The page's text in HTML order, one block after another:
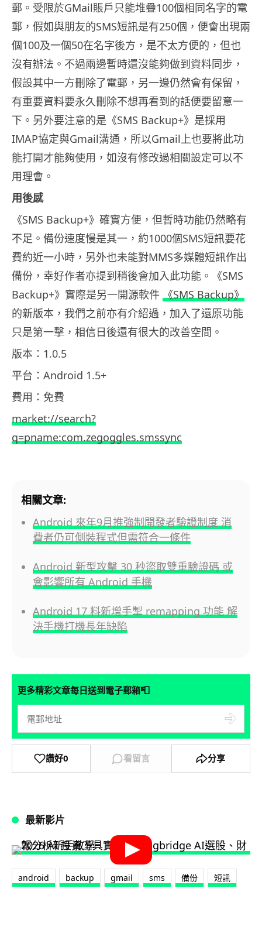
郵。受限於GMail賬戶只能堆疊100個相同名字的電
郵，假如與朋友的SMS短訊是有250個，便會出現兩
個100及一個50在名字後方，是不太方便的，但也
沒有辦法。不過兩邊暫時還沒能夠做到資料同步，
假設其中一方刪除了電郵，另一邊仍然會有保留，
有重要資料要永久刪除不想再看到的話便要留意一
下。另外要注意的是《SMS Backup+》是採用
IMAP協定與Gmail溝通，所以Gmail上也要將此功
能打開才能夠使用，如沒有修改過相關設定可以不
用理會。
用後感
《SMS Backup+》確實方便，但暫時功能仍然略有
不足。備份速度慢是其一，約1000個SMS短訊要花
費約近一小時，另外也未能對MMS多媒體短訊作出
備份，幸好作者亦提到稍後會加入此功能。《SMS
Backup+》實際是另一開源軟件 《SMS Backup》
的新版本，我們之前亦有介紹過，加入了還原功能
只是第一擊，相信日後還有很大的改善空間。
版本：1.0.5
平台：Android 1.5+
費用：免費
market://search?
q=pname:com.zegoggles.smssync
相關文章:
Android 來年9月推強制開發者驗證制度 消
費者仍可側裝程式但需符合一條件
Android 新型攻擊 30 秒盜取雙重驗證碼 或
會影響所有 Android 手機
Android 17 料新增手掣 remapping 功能 解
決手機打機長年缺陷
更多精彩文章每日送到電子郵箱📮
讚好0 看留言 分享
最新影片
android backup gmail sms 備份 短訊